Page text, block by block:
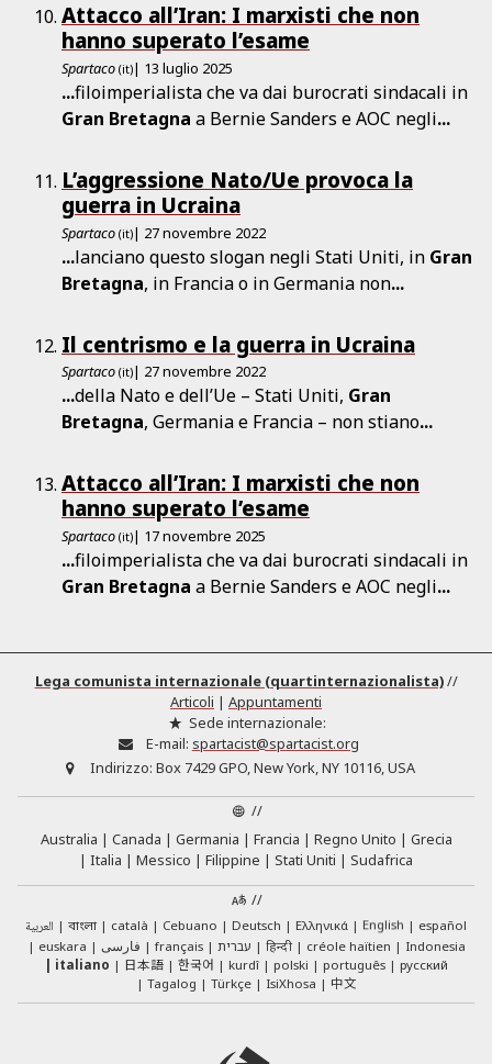
Attacco all’Iran: I marxisti che non
hanno superato l’esame
Spartaco (it)| 13 luglio 2025
...filoimperialista che va dai burocrati sindacali in
Gran Bretagna a Bernie Sanders e AOC negli...
L’aggressione Nato/Ue provoca la
guerra in Ucraina
Spartaco (it)| 27 novembre 2022
...lanciano questo slogan negli Stati Uniti, in Gran
Bretagna, in Francia o in Germania non...
Il centrismo e la guerra in Ucraina
Spartaco (it)| 27 novembre 2022
...della Nato e dell’Ue – Stati Uniti, Gran
Bretagna, Germania e Francia – non stiano...
Attacco all’Iran: I marxisti che non
hanno superato l’esame
Spartaco (it)| 17 novembre 2025
...filoimperialista che va dai burocrati sindacali in
Gran Bretagna a Bernie Sanders e AOC negli...
Lega comunista internazionale (quartinternazionalista)//
Articoli | Appuntamenti
Sede internazionale:
E-mail: spartacist@spartacist.org
Indirizzo: Box 7429 GPO, New York, NY 10116, USA
//
Australia
Canada Germania Francia Regno Unito
Grecia
Italia
Messico Filippine Stati Uniti
Sudafrica
//
العربية বাংলা català Cebuano Deutsch Ελληνικά English
español
euskara
فارسی français עברית हिन्दी créole haïtien
Indonesia
italiano
日本語 한국어 kurdî polski português
русский
Tagalog
Türkçe IsiXhosa 中文